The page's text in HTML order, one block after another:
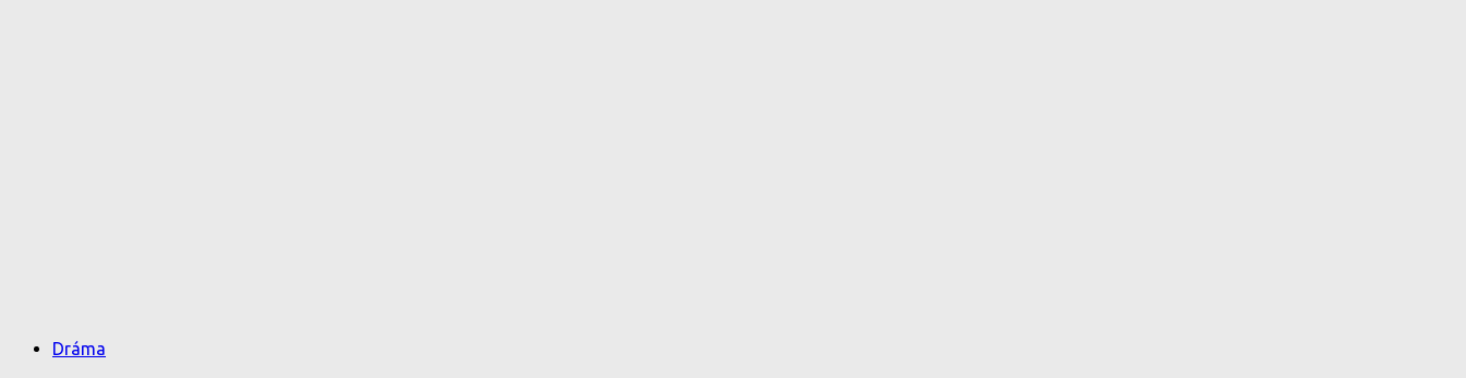
Dráma